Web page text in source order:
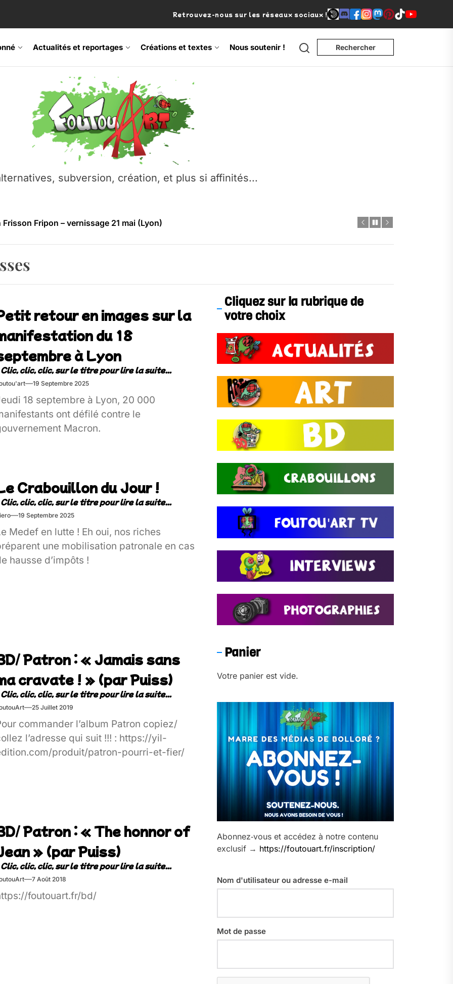
Retrouvez-nous sur les réseaux sociaux !
Actualités et reportages Créations et textes Nous soutenir ! Search Rechercher
subversion, création, et plus si affinités...
Fripon – vernissage 21 mai (Lyon)
Festival – Samedi 18 juillet (Vaulx-en-Velin)
Ŝtono, un livre réalisé par Michaël Moretti & Pierre Lacôte
contre l’A412 à l’Établi (Haute-Savoie)
retour en images sur la
du 18
à Lyon
19 Septembre 2025
18 septembre à Lyon, 20 000
ont défilé contre le
Macron.
Crabouillon du Jour !
19 Septembre 2025
Medef en lutte ! Eh oui, nos riches
une mobilisation patronale en cas
hausse d’impôts !
Patron : « Jamais sans
cravate ! » (par Puiss)
25 Juillet 2019
commander l’album Patron copiez/
l’adresse qui suit !!! : https://yil-
produit/patron-pourri-et-fier/
Patron : « The honnor of
» (par Puiss)
7 Août 2018
foutouart.fr/bd/
Cliquez sur la rubrique de
votre choix
Panier
Votre panier est vide.
Abonnez‑vous et accédez à notre contenu
exclusif → https://foutouart.fr/inscription/
Nom d'utilisateur ou adresse e-mail
Mot de passe